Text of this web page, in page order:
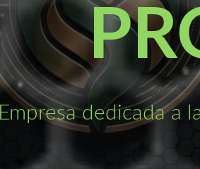
Empresa dedicada a